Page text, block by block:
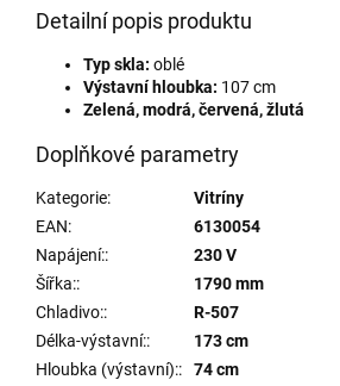
Detailní popis produktu
Typ skla: oblé
Výstavní hloubka: 107 cm
Zelená, modrá, červená, žlutá
Doplňkové parametry
Kategorie:
Vitríny
EAN:
6130054
Napájení::
230 V
Šířka::
1790 mm
Chladivo::
R-507
Délka-výstavní::
173 cm
Hloubka (výstavní)::
74 cm